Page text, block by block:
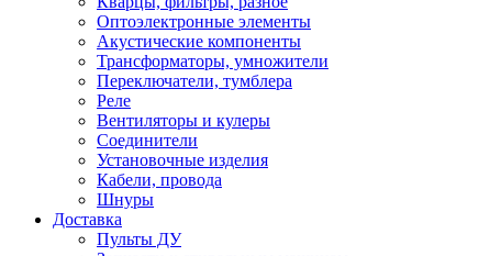
Оптоэлектронные элементы
Акустические компоненты
Трансформаторы, умножители
Переключатели, тумблера
Реле
Вентиляторы и кулеры
Соединители
Установочные изделия
Кабели, провода
Шнуры
Доставка
Пульты ДУ